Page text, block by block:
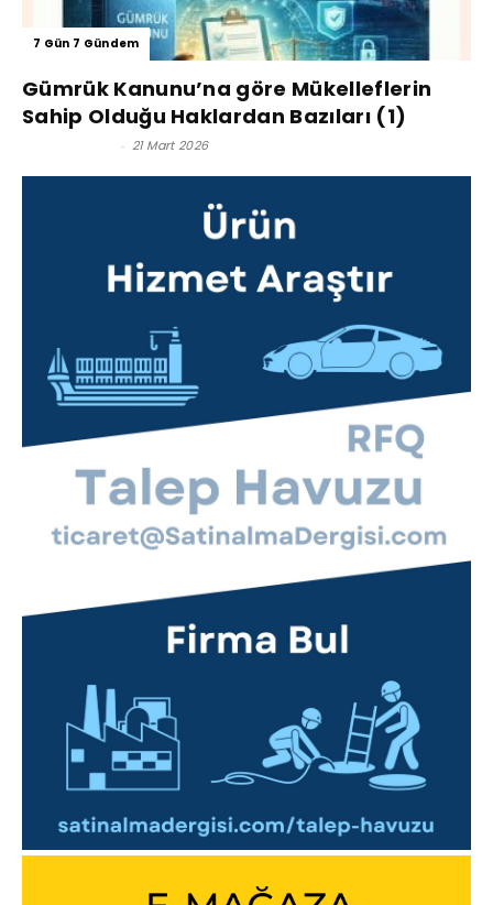
7 Gün 7 Gündem
Gümrük Kanunu’na göre Mükelleflerin
Sahip Olduğu Haklardan Bazıları (1)
- 21 Mart 2026